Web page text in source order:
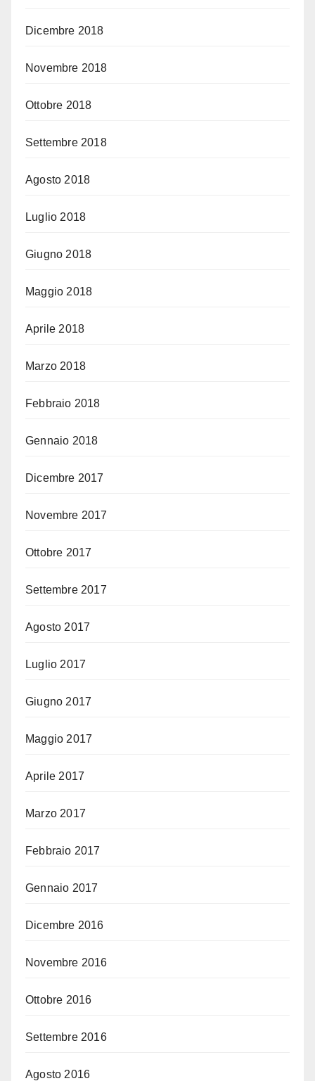
Dicembre 2018
Novembre 2018
Ottobre 2018
Settembre 2018
Agosto 2018
Luglio 2018
Giugno 2018
Maggio 2018
Aprile 2018
Marzo 2018
Febbraio 2018
Gennaio 2018
Dicembre 2017
Novembre 2017
Ottobre 2017
Settembre 2017
Agosto 2017
Luglio 2017
Giugno 2017
Maggio 2017
Aprile 2017
Marzo 2017
Febbraio 2017
Gennaio 2017
Dicembre 2016
Novembre 2016
Ottobre 2016
Settembre 2016
Agosto 2016